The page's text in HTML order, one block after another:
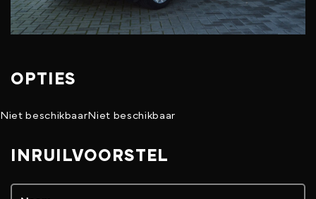
OPTIES
Niet beschikbaarNiet beschikbaar
INRUILVOORSTEL